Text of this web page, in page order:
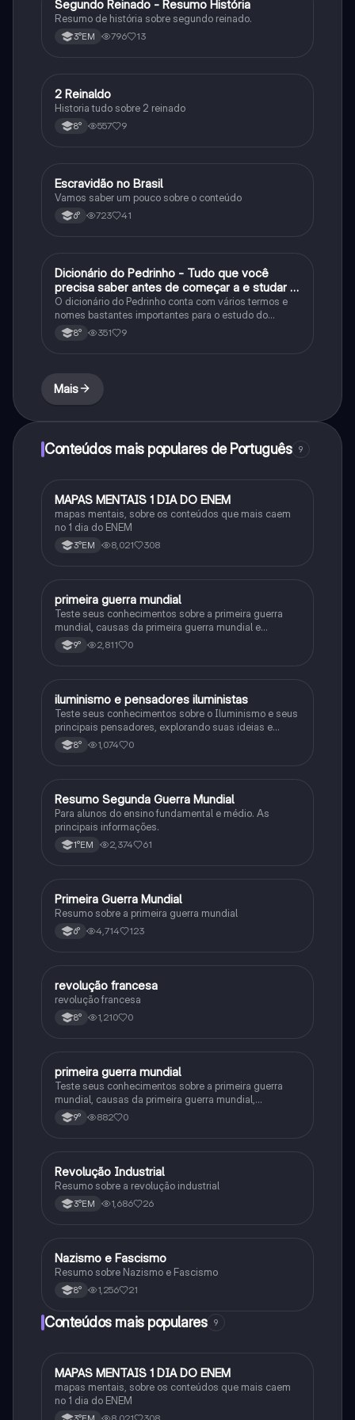
História
Segundo Reinado - Resumo História
Resumo de história sobre segundo reinado.
3°EM 796 13
História
2 Reinaldo
Historia tudo sobre 2 reinado
8° 557 9
História
Escravidão no Brasil
Vamos saber um pouco sobre o conteúdo
6° 723 41
História
Dicionário do Pedrinho - Tudo que você
precisa saber antes de começar a e studar o
segundo reinado!
O dicionário do Pedrinho conta com vários termos e
nomes bastantes importantes para o estudo do
segundo reinado e muito mais.
8° 351 9
Mais
Conteúdos mais populares de Português 9
Português
MAPAS MENTAIS 1 DIA DO ENEM
mapas mentais, sobre os conteúdos que mais caem
no 1 dia do ENEM
3°EM 8,021 308
História
primeira guerra mundial
Teste seus conhecimentos sobre a primeira guerra
mundial, causas da primeira guerra mundial e
consequências da Primeira Guerra Mundial, fases da
primeira guerra mundial
9° 2,811 0
História
iluminismo e pensadores iluministas
Teste seus conhecimentos sobre o Iluminismo e seus
principais pensadores, explorando suas ideias e
impacto histórico.
8° 1,074 0
História
Resumo Segunda Guerra Mundial
Para alunos do ensino fundamental e médio. As
principais informações.
1°EM 2,374 61
História
Primeira Guerra Mundial
Resumo sobre a primeira guerra mundial
6° 4,714 123
História
revolução francesa
revolução francesa
8° 1,210 0
História
primeira guerra mundial
Teste seus conhecimentos sobre a primeira guerra
mundial, causas da primeira guerra mundial,
consequências da Primeira Guerra Mundial,fases da
primeira guerra mundial
9° 882 0
História
Revolução Industrial
Resumo sobre a revolução industrial
3°EM 1,686 26
História
Nazismo e Fascismo
Resumo sobre Nazismo e Fascismo
8° 1,256 21
Conteúdos mais populares 9
Português
MAPAS MENTAIS 1 DIA DO ENEM
mapas mentais, sobre os conteúdos que mais caem
no 1 dia do ENEM